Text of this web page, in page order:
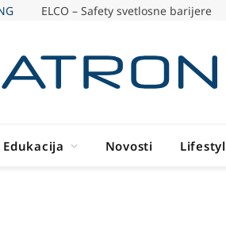
ELCO – Safety svetlosne barijere
Edukacija Novosti